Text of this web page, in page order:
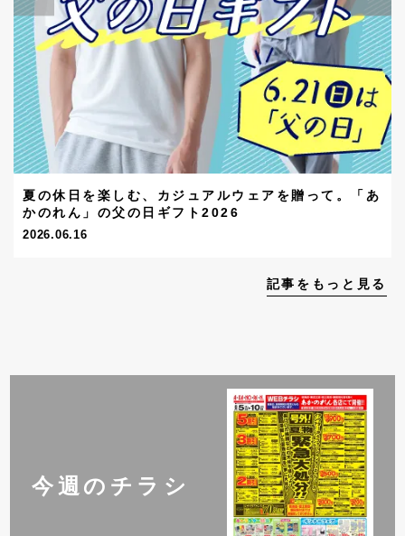
夏の休日を楽しむ、カジュアルウェアを贈って。「あ
かのれん」の父の日ギフト2026
2026.06.16
記事をもっと見る
今週のチラシ